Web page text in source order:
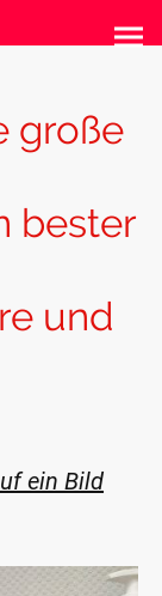
große
bester
und
ein Bild